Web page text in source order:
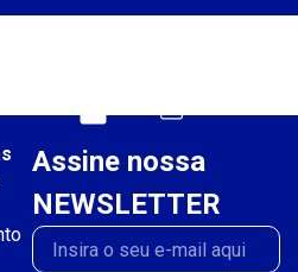
Assine nossa
NEWSLETTER